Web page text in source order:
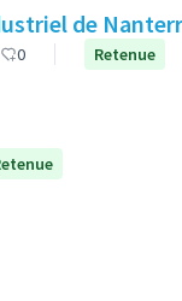
de
0 Retenue